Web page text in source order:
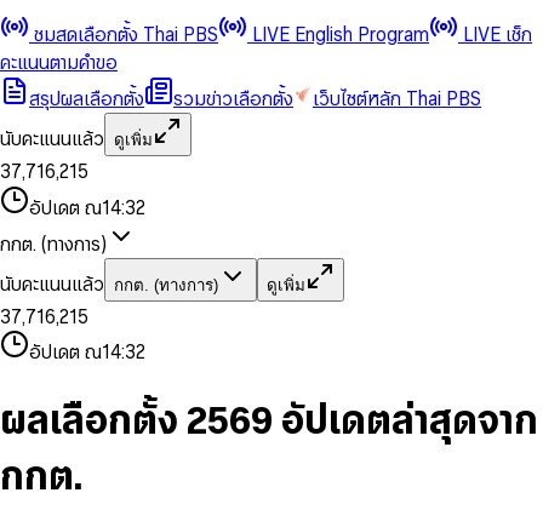
ชมสดเลือกตั้ง Thai PBS LIVE English Program
LIVE เช็ก
คะแนนตามคำขอ
สรุปผลเลือกตั้ง
รวมข่าวเลือกตั้ง
เว็บไซต์หลัก Thai PBS
นับคะแนนแล้ว
ดูเพิ่ม
0
1
2
3
4
5
6
8
9
0
1
2
3
4
5
6
7
8
9
,
0
1
2
4
6
7
8
9
0
1
2
3
4
5
6
7
8
9
0
1
3
5
6
7
8
9
,
1
2
4
5
7
8
9
0
1
3
4
6
7
8
9
0
2
3
4
5
7
8
อัปเดต ณ14:32
กกต. (ทางการ)
นับคะแนนแล้ว
กกต. (ทางการ) ดูเพิ่ม
0
1
2
3
4
5
7
8
0
1
2
4
5
6
7
8
9
,
0
1
2
4
6
7
8
9
0
1
2
3
5
6
8
9
0
1
3
5
6
7
8
,
1
2
4
6
7
9
0
1
3
5
6
8
9
0
2
3
4
5
7
9
อัปเดต ณ14:32
ผลเลือกตั้ง 2569 อัปเดตล่าสุดจาก
กกต.